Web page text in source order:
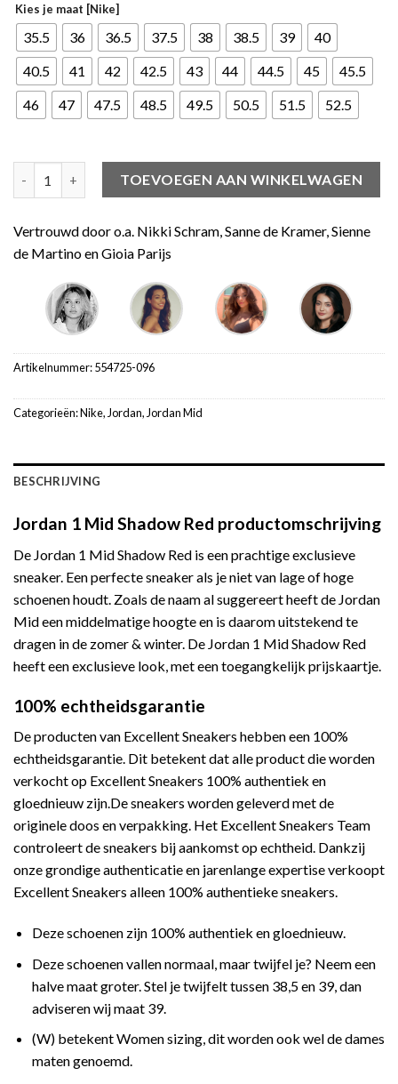
Kies je maat [Nike]
35.5 36 36.5 37.5 38 38.5 39
40
40.5
41 42 42.5 43 44 44.5 45
45.5
46
47 47.5 48.5 49.5 50.5 51.5 52.5
Jordan 1 Mid Shadow Red aantalTOEVOEGEN AAN WINKELWAGEN
Vertrouwd door o.a. Nikki Schram, Sanne de Kramer, Sienne
de Martino en Gioia Parijs
Artikelnummer:554725-096
Categorieën:Nike, Jordan, Jordan Mid
BESCHRIJVING
Jordan 1 Mid Shadow Red productomschrijving
De Jordan 1 Mid Shadow Red is een prachtige exclusieve
sneaker. Een perfecte sneaker als je niet van lage of hoge
schoenen houdt. Zoals de naam al suggereert heeft de Jordan
Mid een middelmatige hoogte en is daarom uitstekend te
dragen in de zomer & winter. De Jordan 1 Mid Shadow Red
heeft een exclusieve look, met een toegangkelijk prijskaartje.
100% echtheidsgarantie
De producten van Excellent Sneakers hebben een 100%
echtheidsgarantie. Dit betekent dat alle product die worden
verkocht op Excellent Sneakers 100% authentiek en
gloednieuw zijn.De sneakers worden geleverd met de
originele doos en verpakking. Het Excellent Sneakers Team
controleert de sneakers bij aankomst op echtheid. Dankzij
onze grondige authenticatie en jarenlange expertise verkoopt
Excellent Sneakers alleen 100% authentieke sneakers.
Deze schoenen zijn 100% authentiek en gloednieuw.
Deze schoenen vallen normaal, maar twijfel je? Neem een
halve maat groter. Stel je twijfelt tussen 38,5 en 39, dan
adviseren wij maat 39.
(W) betekent Women sizing, dit worden ook wel de dames
maten genoemd.